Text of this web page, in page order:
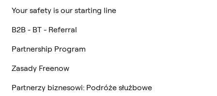
Your safety is our starting line
B2B - BT - Referral
Partnership Program
Zasady Freenow
Partnerzy biznesowi: Podróże służbowe